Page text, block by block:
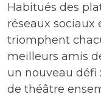
Habitués des
réseaux sociaux
triomphent
meilleurs amis
un nouveau défi
de théâtre